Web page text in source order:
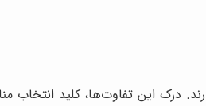
درک این تفاوت‌ها، کلید انتخاب